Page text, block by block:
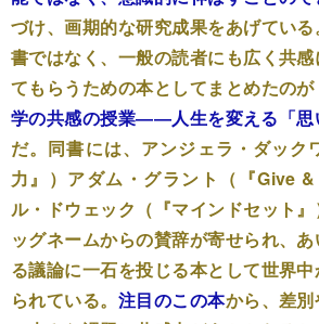
づけ、画期的な研究成果をあげてい
書ではなく、一般の読者にも広く共
てもらうための本としてまとめたのが
学の共感の授業――人生を変える「思
だ。同書には、アンジェラ・ダック
力』）アダム・グラント（『Give
ル・ドウェック（『マインドセット
ッグネームからの賛辞が寄せられ、
る議論に一石を投じる本として世界
られている。 注目のこの本から、差